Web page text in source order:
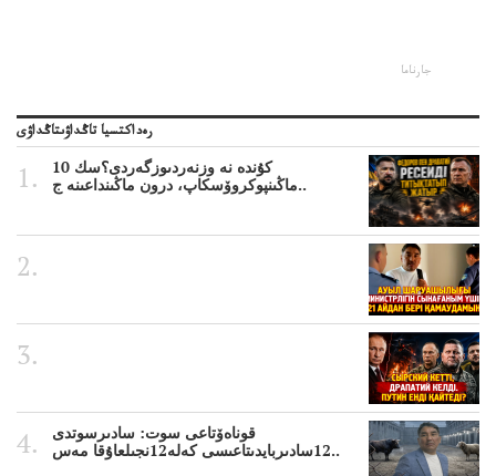
جارناما
رەداكتسيا تاڭداۋىتاڭداۋى
10 كۇندە نە وزنەردىوزگەردى؟سك
ماڭىنپوكروۆسكاپ، درون ماڭىنداعىنە ج..
قوناەۆتاعى سوت: سادىرسوتدى
12سادىربايدىتاعىسى كەلە12نجىلعاۇقا مەس..